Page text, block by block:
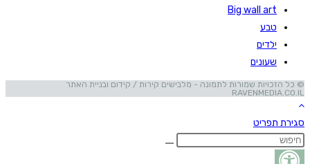
Big wall art
טבע
ילדים
שעונים
© כל הזכויות שמורות לתמונה - מלבישים קירות / קידום ובניית האתר
RAVENMEDIA.CO.IL
סגירת תפריט